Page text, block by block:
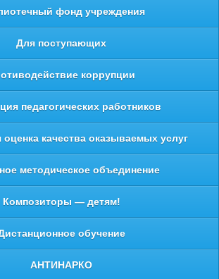
фонд учреждения
Для поступающих
коррупции
педагогических работников
оценка качества оказываемых услуг
методическое объединение
Композиторы — детям!
обучение
АНТИНАРКО